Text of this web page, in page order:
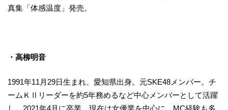
真集「体感温度」発売。
・高柳明音
1991年11月29日生まれ、愛知県出身。元SKE48メンバー。チ
ームＫⅡリーダーを約5年務めるなど中心メンバーとして活躍
し、2021年4月に卒業。現在は女優業を中心に、MC経験も多